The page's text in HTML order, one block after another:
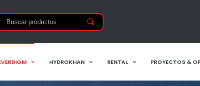
HYDROKHAN RENTAL PROYECTOS &